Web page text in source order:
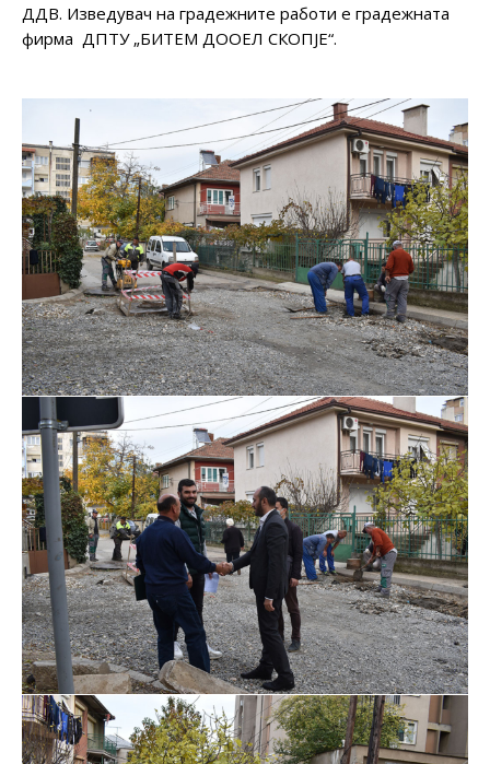
ДДВ. Изведувач на градежните работи е градежната
фирма ДПТУ „БИТЕМ ДООЕЛ СКОПЈЕ“.